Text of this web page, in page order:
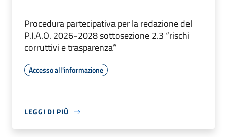
Procedura partecipativa per la redazione del
P.I.A.O. 2026-2028 sottosezione 2.3 “rischi
corruttivi e trasparenza”
Accesso all'informazione
LEGGI DI PIÙ